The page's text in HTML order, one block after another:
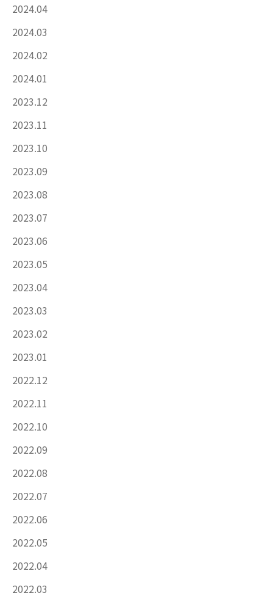
2024.04
2024.03
2024.02
2024.01
2023.12
2023.11
2023.10
2023.09
2023.08
2023.07
2023.06
2023.05
2023.04
2023.03
2023.02
2023.01
2022.12
2022.11
2022.10
2022.09
2022.08
2022.07
2022.06
2022.05
2022.04
2022.03